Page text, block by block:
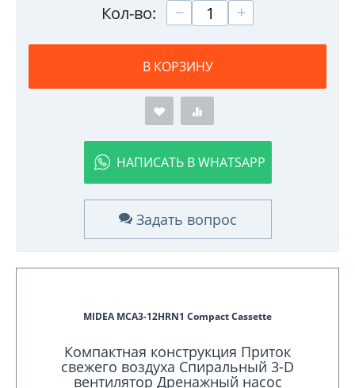
Кол-во:
+
−
В КОРЗИНУ
НАПИСАТЬ В WHATSAPP
Задать вопрос
MIDEA MCA3-12HRN1 Compact Cassette
Компактная конструкция Приток
свежего воздуха Спиральный 3-D
вентилятор Дренажный насос